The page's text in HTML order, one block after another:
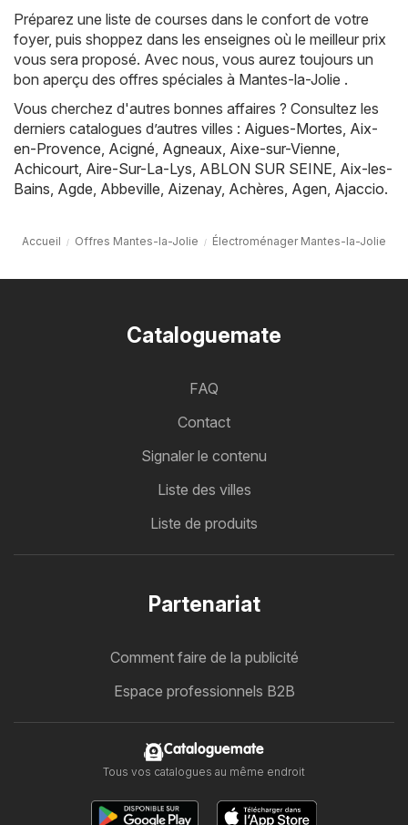
Préparez une liste de courses dans le confort de votre
foyer, puis shoppez dans les enseignes où le meilleur prix
vous sera proposé. Avec nous, vous aurez toujours un
bon aperçu des offres spéciales à Mantes-la-Jolie .
Vous cherchez d'autres bonnes affaires ? Consultez les
derniers catalogues d’autres villes : Aigues-Mortes Aix-
en-Provence Acigné Agneaux Aixe-sur-Vienne
Achicourt Aire-Sur-La-Lys ABLON SUR SEINE Aix-les-
Bains Agde Abbeville Aizenay, Achères Agen Ajaccio.
Accueil Offres Mantes-la-Jolie Électroménager Mantes-la-Jolie
Cataloguemate
FAQ
Contact
Signaler le contenu
Liste des villes
Liste de produits
Partenariat
Comment faire de la publicité
Espace professionnels B2B
Cataloguemate
Tous vos catalogues au même endroit